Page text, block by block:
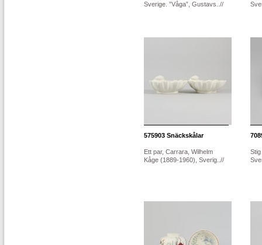
Sverige. ”Våga”, Gustavs..//
575903 Snäckskålar
Ett par, Carrara, Wilhelm
Kåge (1889-1960), Sverig..//